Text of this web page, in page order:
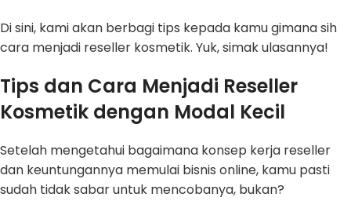
Di sini, kami akan berbagi tips kepada kamu gimana sih
cara menjadi reseller kosmetik. Yuk, simak ulasannya!
Tips dan Cara Menjadi Reseller
Kosmetik dengan Modal Kecil
Setelah mengetahui bagaimana konsep kerja reseller
dan keuntungannya memulai bisnis online, kamu pasti
sudah tidak sabar untuk mencobanya, bukan?